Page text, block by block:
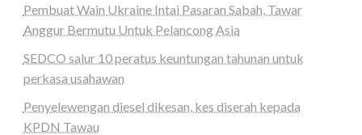
Pembuat Wain Ukraine Intai Pasaran Sabah, Tawar
Anggur Bermutu Untuk Pelancong Asia
SEDCO salur 10 peratus keuntungan tahunan untuk
perkasa usahawan
Penyelewengan diesel dikesan, kes diserah kepada
KPDN Tawau